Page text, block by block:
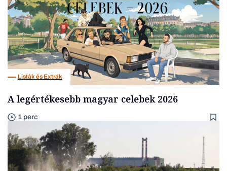
Listák és Extrák
A legértékesebb magyar celebek 2026
1 perc